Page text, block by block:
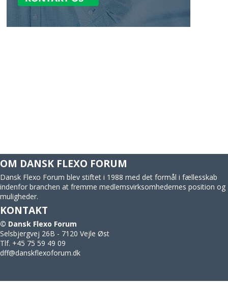
OM DANSK FLEXO FORUM
Dansk Flexo Forum blev stiftet i 1988 med det formål i fællesskab
indenfor branchen at fremme medlemsvirksomhedernes position og
muligheder.
KONTAKT
© Dansk Flexo Forum
Selsbjergvej 26B - 7120 Vejle Øst
Tlf. +45 75 59 49 09
dff@danskflexoforum.dk